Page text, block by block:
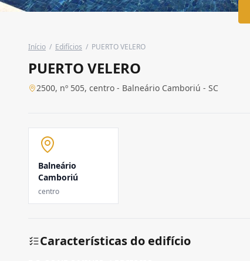
Início / Edifícios / PUERTO VELERO
PUERTO VELERO
2500, nº 505, centro - Balneário Camboriú - SC
Balneário
Camboriú
centro
Características do edifício